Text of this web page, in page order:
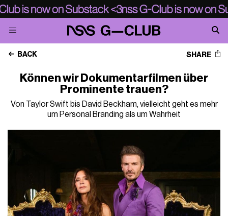
BACK SHARE
Können wir Dokumentarfilmen über
Prominente trauen?
Von Taylor Swift bis David Beckham, vielleicht geht es mehr
um Personal Branding als um Wahrheit